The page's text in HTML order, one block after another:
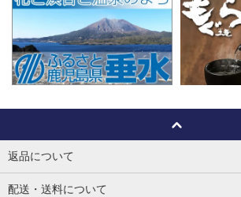
返品について
配送・送料について